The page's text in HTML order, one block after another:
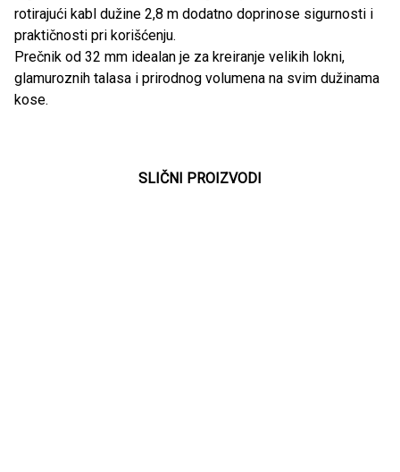
rotirajući kabl dužine 2,8 m dodatno doprinose sigurnosti i
praktičnosti pri korišćenju.
Prečnik od 32 mm idealan je za kreiranje velikih lokni,
glamuroznih talasa i prirodnog volumena na svim dužinama
kose.
SLIČNI PROIZVODI